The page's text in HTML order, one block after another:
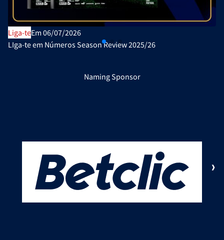
Liga-teEm 06/07/2026
LIga-te em Números Season Review 2025/26
Naming Sponsor